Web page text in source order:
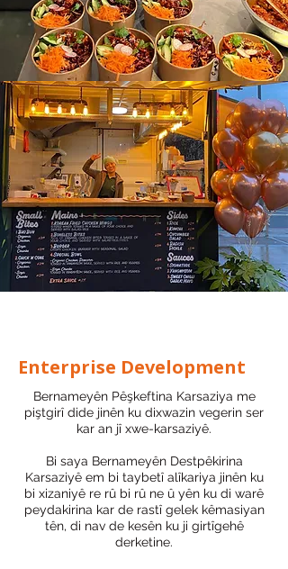
Enterprise Development
Bernameyên Pêşkeftina Karsaziya me
piştgirî dide jinên ku dixwazin vegerin ser
kar an jî xwe-karsaziyê.
Bi saya Bernameyên Destpêkirina
Karsaziyê em bi taybetî alîkariya jinên ku
bi xizaniyê re rû bi rû ne û yên ku di warê
peydakirina kar de rastî gelek kêmasiyan
tên, di nav de kesên ku ji girtîgehê
derketine.